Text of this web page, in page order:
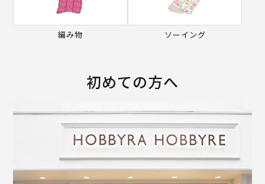
編み物 ソーイング
初めての方へ